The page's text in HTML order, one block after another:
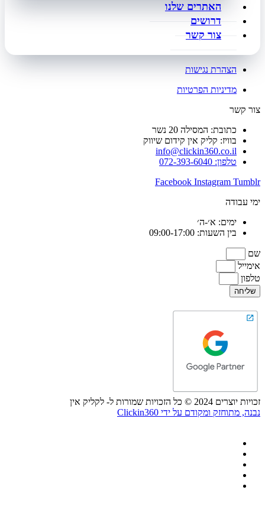
האתרים שלנו
דרושים
צור קשר
הצהרת נגישות
מדיניות הפרטיות
צור קשר
כתובת: המסילה 20 נשר
בוויז: קליק אין קידום שיווק
info@clickin360.co.il
טלפון: 072-393-6040
Facebook Instagram Tumblr
ימי עבודה
ימים: א׳-ה׳
בין השעות: 09:00-17:00
שם
אימייל
טלפון
שליחה
זכויות יוצרים 2024 © כל הזכויות שמורות ל- לקליק אין
נבנה, מתוחזק ומקודם על ידי Clickin360